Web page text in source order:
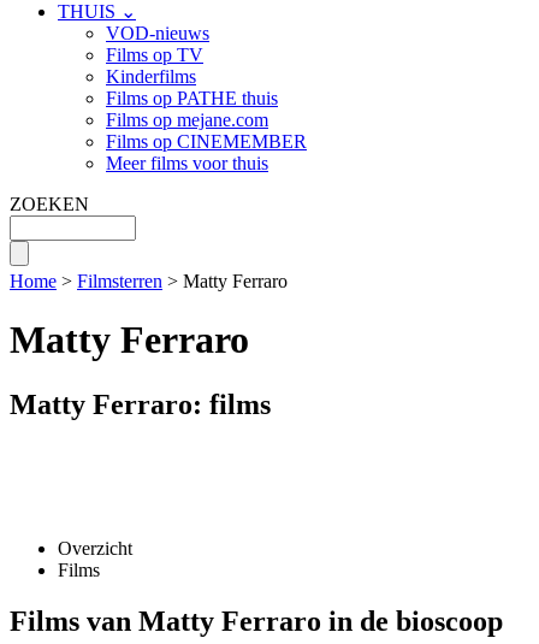
THUIS ⌄
VOD-nieuws
Films op TV
Kinderfilms
Films op PATHE thuis
Films op mejane.com
Films op CINEMEMBER
Meer films voor thuis
ZOEKEN
Home > Filmsterren > Matty Ferraro
Matty Ferraro
Matty Ferraro: films
Overzicht
Films
Films van Matty Ferraro in de bioscoop